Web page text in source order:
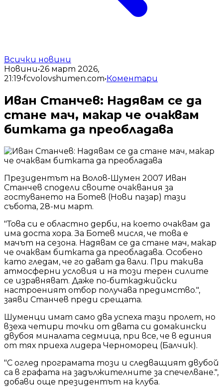
Всички новини
Новини•26 март 2026,
21:19•fcvolovshumen.com•Коментари
Иван Станчев: Надявам се да
стане мач, макар че очаквам
битката да преобладава
Президентът на Волов-Шумен 2007 Иван
Станчев сподели своите очаквания за
гостуването на Ботев (Нови пазар) тази
събота, 28-ми март.
"Това си е областно дерби, на което очаквам да
има доста хора. За Ботев мисля, че това е
мачът на сезона. Надявам се да стане мач, макар
че очаквам битката да преобладава. Особено
като гледам, че го дават да вали. При такива
атмосферни условия и на този терен силите
се изравняват. Даже по-биткаджийски
настроеният отбор получава предимство.",
заяви Станчев преди срещата.
Шуменци имат само два успеха тази пролет, но
взеха четири точки от двата си домакински
двубоя миналата седмица, при все, че в единия
от тях приеха лидера Черноморец (Балчик).
"С оглед програмата този и следващият двубой
са в графата на задължителните за спечелване.",
добави още президентът на клуба.